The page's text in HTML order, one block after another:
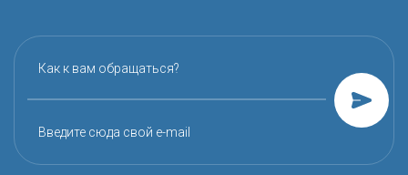
Как к вам обращаться?
Введите сюда свой e-mail